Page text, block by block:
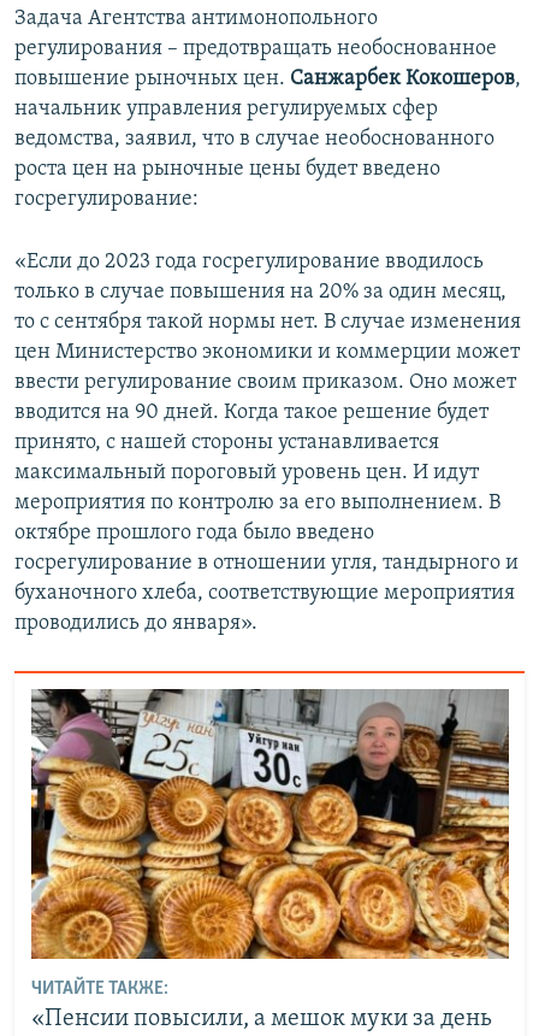
Задача Агентства антимонопольного
регулирования – предотвращать необоснованное
повышение рыночных цен. Санжарбек Кокошеров,
начальник управления регулируемых сфер
ведомства, заявил, что в случае необоснованного
роста цен на рыночные цены будет введено
госрегулирование:
«Если до 2023 года госрегулирование вводилось
только в случае повышения на 20% за один месяц,
то с сентября такой нормы нет. В случае изменения
цен Министерство экономики и коммерции может
ввести регулирование своим приказом. Оно может
вводится на 90 дней. Когда такое решение будет
принято, с нашей стороны устанавливается
максимальный пороговый уровень цен. И идут
мероприятия по контролю за его выполнением. В
октябре прошлого года было введено
госрегулирование в отношении угля, тандырного и
буханочного хлеба, соответствующие мероприятия
проводились до января».
ЧИТАЙТЕ ТАКЖЕ:
«Пенсии повысили, а мешок муки за день